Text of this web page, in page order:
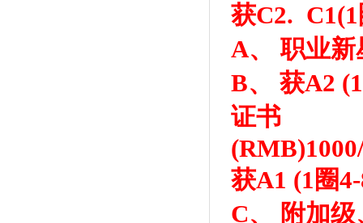
获C2.
A、 职业新
B、 获A2
证书
获A1 (1圈
C、 附加